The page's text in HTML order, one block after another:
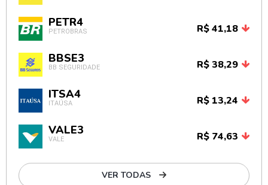
PETR4
PETROBRAS R$ 41,18
BBSE3
BB SEGURIDADE R$ 38,29
ITSA4
ITAÚSA R$ 13,24
VALE3
VALE R$ 74,63
VER TODAS